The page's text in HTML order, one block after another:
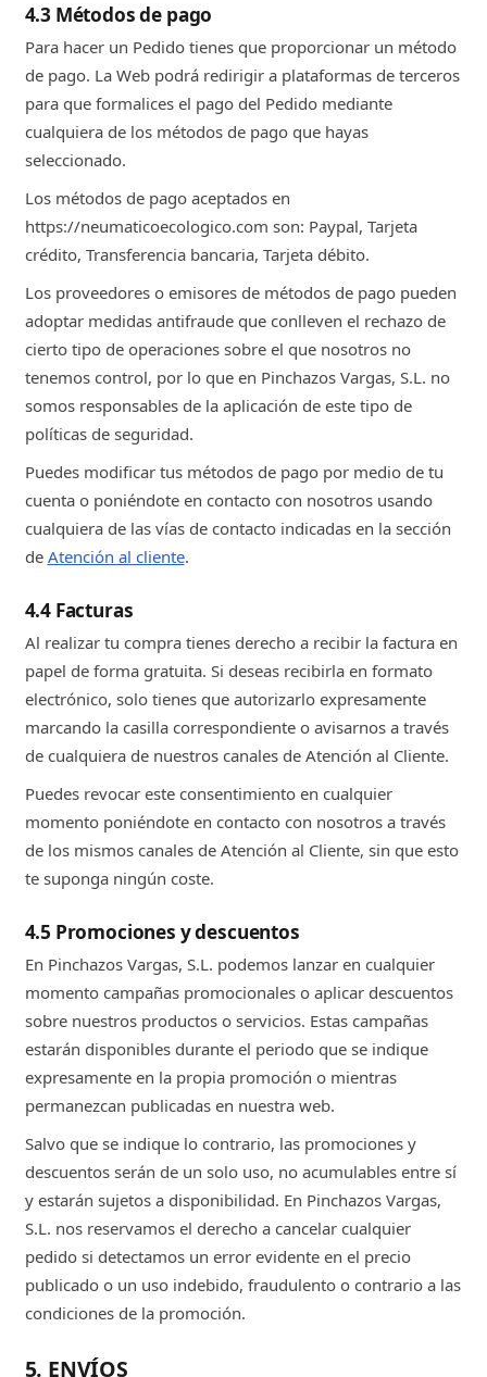
4.3 Métodos de pago
Para hacer un Pedido tienes que proporcionar un método
de pago. La Web podrá redirigir a plataformas de terceros
para que formalices el pago del Pedido mediante
cualquiera de los métodos de pago que hayas
seleccionado.
Los métodos de pago aceptados en
https://neumaticoecologico.com son: Paypal, Tarjeta
crédito, Transferencia bancaria, Tarjeta débito.
Los proveedores o emisores de métodos de pago pueden
adoptar medidas antifraude que conlleven el rechazo de
cierto tipo de operaciones sobre el que nosotros no
tenemos control, por lo que en Pinchazos Vargas, S.L. no
somos responsables de la aplicación de este tipo de
políticas de seguridad.
Puedes modificar tus métodos de pago por medio de tu
cuenta o poniéndote en contacto con nosotros usando
cualquiera de las vías de contacto indicadas en la sección
de Atención al cliente.
4.4 Facturas
Al realizar tu compra tienes derecho a recibir la factura en
papel de forma gratuita. Si deseas recibirla en formato
electrónico, solo tienes que autorizarlo expresamente
marcando la casilla correspondiente o avisarnos a través
de cualquiera de nuestros canales de Atención al Cliente.
Puedes revocar este consentimiento en cualquier
momento poniéndote en contacto con nosotros a través
de los mismos canales de Atención al Cliente, sin que esto
te suponga ningún coste.
4.5 Promociones y descuentos
En Pinchazos Vargas, S.L. podemos lanzar en cualquier
momento campañas promocionales o aplicar descuentos
sobre nuestros productos o servicios. Estas campañas
estarán disponibles durante el periodo que se indique
expresamente en la propia promoción o mientras
permanezcan publicadas en nuestra web.
Salvo que se indique lo contrario, las promociones y
descuentos serán de un solo uso, no acumulables entre sí
y estarán sujetos a disponibilidad. En Pinchazos Vargas,
S.L. nos reservamos el derecho a cancelar cualquier
pedido si detectamos un error evidente en el precio
publicado o un uso indebido, fraudulento o contrario a las
condiciones de la promoción.
5. ENVÍOS